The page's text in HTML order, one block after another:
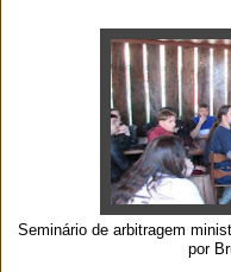
Seminário de arbitragem
por